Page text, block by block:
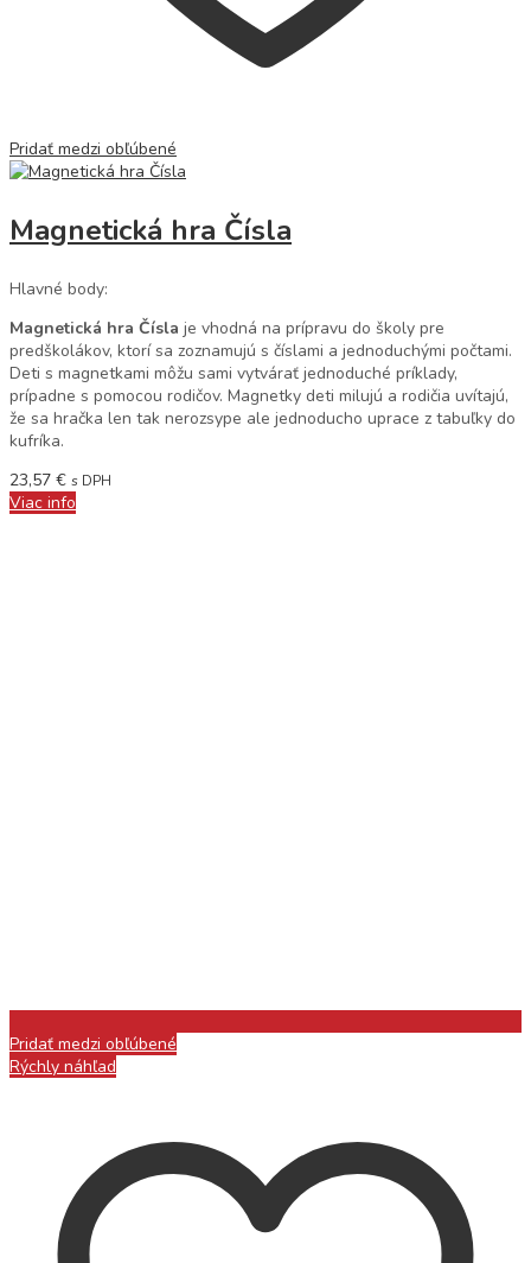
Pridať medzi obľúbené
Magnetická hra Čísla
Hlavné body:
Magnetická hra Čísla je vhodná na prípravu do školy pre
predškolákov, ktorí sa zoznamujú s číslami a jednoduchými počtami.
Deti s magnetkami môžu sami vytvárať jednoduché príklady,
prípadne s pomocou rodičov. Magnetky deti milujú a rodičia uvítajú,
že sa hračka len tak nerozsype ale jednoducho uprace z tabuľky do
kufríka.
23,57 € s DPH
Viac info
Pridať medzi obľúbené
Rýchly náhľad